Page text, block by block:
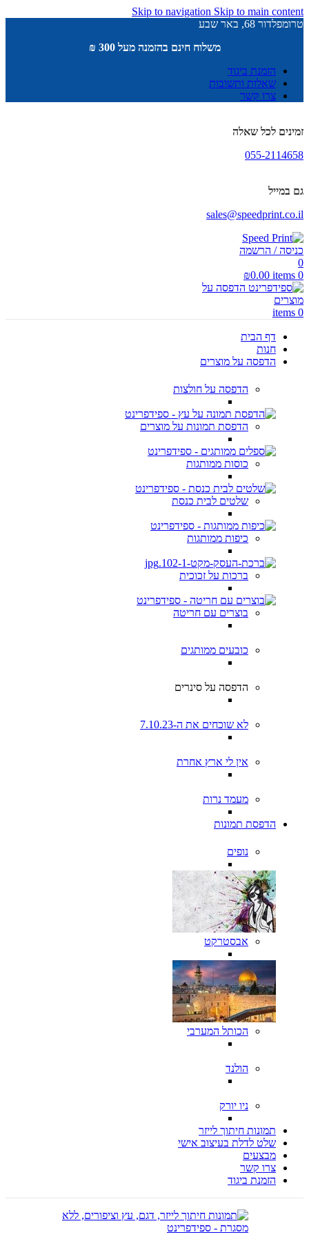
Skip to navigation Skip to main content
טרומפלדור 68, באר שבע
משלוח חינם בהזמנה מעל 300 ₪
הזמנת ביגוד
שאלות ותשובות
צרו קשר
זמינים לכל שאלה
055-2114658
גם במייל
sales@speedprint.co.il
כניסה / הרשמה
0
0
items
₪0.00
0
items
דף הבית
חנות
הדפסה על מוצרים
הדפסה על חולצות
הדפסת תמונות על מוצרים
כוסות ממותגות
שלטים לבית כנסת
כיפות ממותגות
ברכות על זכוכית
בוצרים עם חריטה
כובעים ממותגים
הדפסה על סינרים
לא שוכחים את ה-7.10.23
אין לי ארץ אחרת
מעמד נרות
הדפסת תמונות
נופים
אבסטרקט
הכותל המערבי
הולנד
ניו יורק
תמונות חיתוך לייזר
שלט לדלת בעיצוב אישי
מבצעים
צרו קשר
הזמנת ביגוד